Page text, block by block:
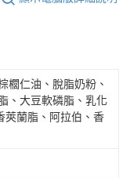
櫚仁油、脫脂奶粉、
、大豆軟磷脂、乳化
莢蘭脂、阿拉伯、香